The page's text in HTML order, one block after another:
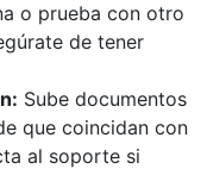
o prueba con otro
de tener
Sube documentos
que coincidan con
al soporte si